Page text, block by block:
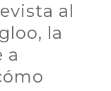
al
la
a